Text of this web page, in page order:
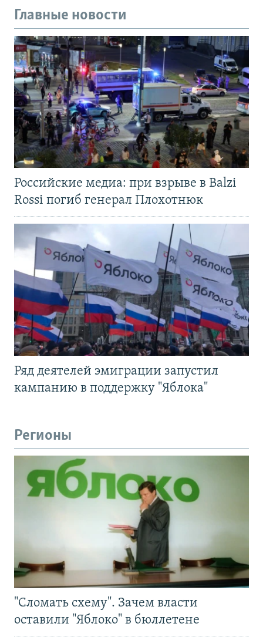
Главные новости
Российские медиа: при взрыве в Balzi
Rossi погиб генерал Плохотнюк
Ряд деятелей эмиграции запустил
кампанию в поддержку "Яблока"
Регионы
"Сломать схему". Зачем власти
оставили "Яблоко" в бюллетене